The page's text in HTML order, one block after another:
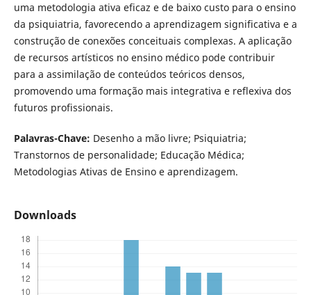
uma metodologia ativa eficaz e de baixo custo para o ensino
da psiquiatria, favorecendo a aprendizagem significativa e a
construção de conexões conceituais complexas. A aplicação
de recursos artísticos no ensino médico pode contribuir
para a assimilação de conteúdos teóricos densos,
promovendo uma formação mais integrativa e reflexiva dos
futuros profissionais.
Palavras-Chave: Desenho a mão livre; Psiquiatria;
Transtornos de personalidade; Educação Médica;
Metodologias Ativas de Ensino e aprendizagem.
Downloads